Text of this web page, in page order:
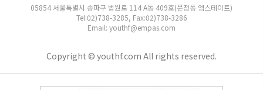
05854 서울특별시 송파구 법원로 114 A동 409호(문정동 엠스테이트)
Tel:02)738-3285, Fax:02)738-3286
Email: youthf@empas.com
Copyright © youthf.com All rights reserved.